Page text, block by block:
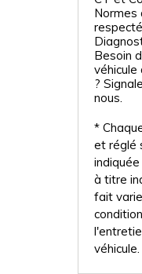
Normes
Besoin
?
nous.
*
et réglé
à titre
fait
véhicule.